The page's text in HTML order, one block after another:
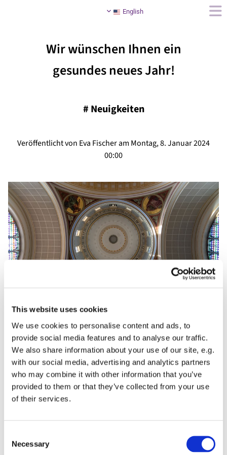
This website uses cookies
We use cookies to personalise content and ads, to
provide social media features and to analyse our traffic.
We also share information about your use of our site, e.g.
with our social media, advertising and analytics partners
who may combine it with other information that you’ve
provided to them or that they’ve collected from your use
of their services.
Selection
Necessary
English
Wir wünschen Ihnen ein
gesundes neues Jahr!
# Neuigkeiten
Veröffentlicht von Eva Fischer am Montag, 8. Januar 2024
00:00
Wir wünschen Ihnen ein gesundes neues Jahr!
Wir hoffen, Sie sind gut ins Jahr 2024 gestartet und
wünschen Ihnen Gottes Segen.
Und was bringt das neue Jahr in St. Nikolai? Wir dürfen
uns auf interessante Ausstellungen in der Unterkirche
freuen, immer weitere Konzerte im Kirchenschiff und fast
Potsdams Historischer Mitte. Und auf einen neuen
Gemeindebrief...